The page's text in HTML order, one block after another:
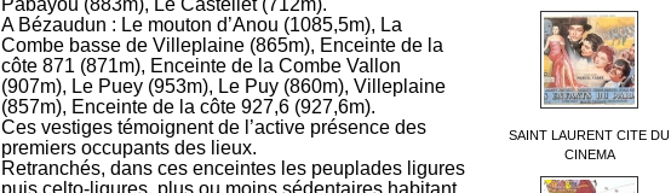
SAINT LAURENT CITE DU
CINEMA
Pabayou (883m), Le Castellet (712m).
A Bézaudun : Le mouton d’Anou (1085,5m), La
Combe basse de Villeplaine (865m), Enceinte de la
côte 871 (871m), Enceinte de la Combe Vallon
(907m), Le Puey (953m), Le Puy (860m), Villeplaine
(857m), Enceinte de la côte 927,6 (927,6m).
Ces vestiges témoignent de l’active présence des
premiers occupants des lieux.
Retranchés, dans ces enceintes les peuplades ligures